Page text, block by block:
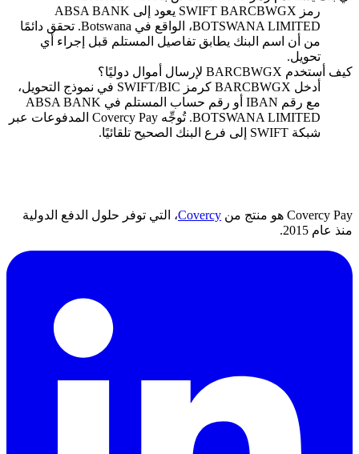
رمز SWIFT BARCBWGX يعود إلى ABSA BANK
BOTSWANA LIMITED، الواقع في Botswana. تحقق دائمًا
من أن اسم البنك يطابق تفاصيل المستلم قبل إجراء أي
تحويل.
كيف أستخدم BARCBWGX لإرسال أموال دوليًا؟
أدخل BARCBWGX كرمز SWIFT/BIC في نموذج التحويل،
مع رقم IBAN أو رقم حساب المستلم في ABSA BANK
BOTSWANA LIMITED. تُوجِّه Covercy Pay المدفوعات عبر
شبكة SWIFT إلى فرع البنك الصحيح تلقائيًا.
Covercy Pay هو منتج من Covercy، التي توفر حلول الدفع الدولية
منذ عام 2015.